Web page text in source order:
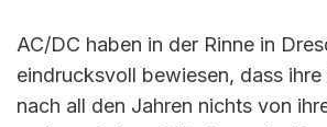
AC/DC haben in der Rinne in
eindrucksvoll bewiesen, dass ihre
nach all den Jahren nichts von